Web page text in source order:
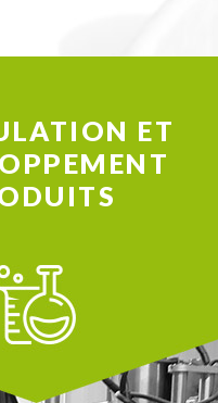
ET